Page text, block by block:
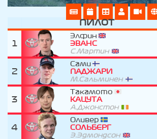
ПИЛОТ
1
Элфин
ЭВАНС
С.Мартин
2
Сами
ПАДЖАРИ
М.Сальминен
3
Такамото
КАЦУТА
А.Джонстон
4
Оливер
СОЛЬБЕРГ
Э.Эдмондсон